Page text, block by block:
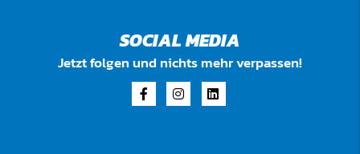
SOCIAL MEDIA
Jetzt folgen und nichts mehr verpassen!